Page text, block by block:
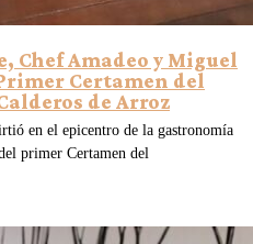
Chef Amadeo y Miguel
Certamen del
de Arroz
en el epicentro de la gastronomía
primer Certamen del